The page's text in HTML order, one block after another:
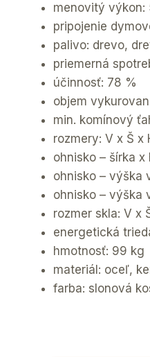
menovitý výkon:
pripojenie
palivo: drevo,
priemerná
účinnosť: 78 %
objem
min. komínový
rozmery: V x Š
ohnisko – šírka
ohnisko – výška
ohnisko – výška
rozmer skla: V x
energetická
hmotnosť: 99 kg
materiál: oceľ,
farba: slonová